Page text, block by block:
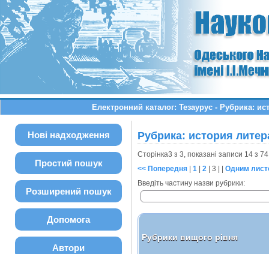
Електронний каталог: Тезаурус - Рубрика:
Нові надходження
Простий пошук
Розширений пошук
Допомога
Автори
Рубрика: история
Сторінка3 з 3, показані записи 14 з 74
<< Попередня| 1| 2| 3
Одним
Введіть частину назви рубрики:
Рубрики вищого рівня